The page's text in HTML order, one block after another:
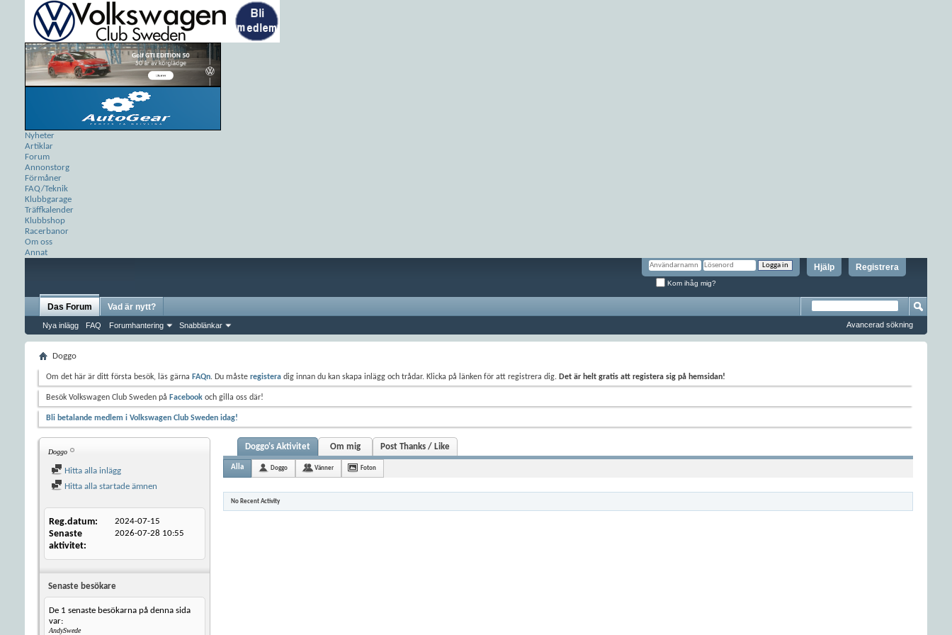
Nyheter
Artiklar
Forum
Annonstorg
Förmåner
FAQ/Teknik
Klubbgarage
Träffkalender
Klubbshop
Racerbanor
Om oss
Annat
Registrera
Hjälp
Kom ihåg mig?
Das Forum
Nya inlägg FAQ Forumhantering Snabblänkar
Vad är nytt?
Avancerad sökning
Doggo
Om det här är ditt första besök, läs gärna FAQn. Du måste registera dig innan du kan skapa inlägg och trådar. Klicka på länken för att registrera dig. Det är helt gratis att registera sig på hemsidan!
Besök Volkswagen Club Sweden på Facebook och gilla oss där!
Bli betalande medlem i Volkswagen Club Sweden idag!
Doggo
Hitta alla inlägg
Hitta alla startade ämnen
Reg.datum 2024-07-15
Senaste
aktivitet
2026-07-28 10:55
Senaste besökare
De 1 senaste besökarna på denna sida
var:
AndySwede
Doggo's Aktivitet Om mig Post Thanks / Like
Alla Doggo Vänner Foton
No Recent Activity